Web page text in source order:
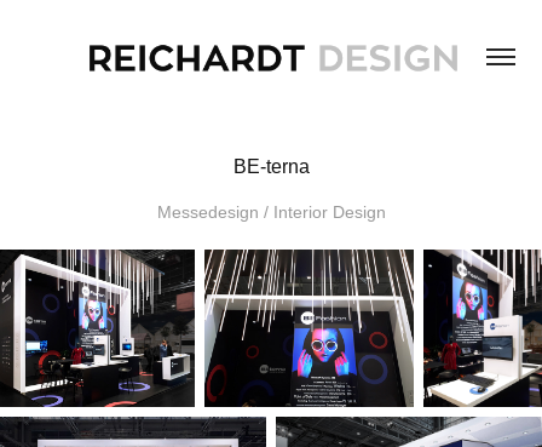
BE-terna
Messedesign / Interior Design